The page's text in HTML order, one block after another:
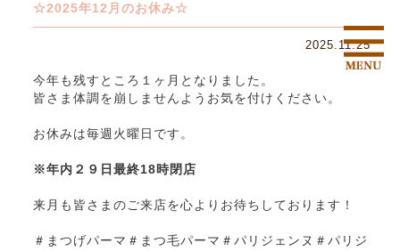
☆2025年12月のお休み☆
2025.11.25
今年も残すところ１ヶ月となりました。
皆さま体調を崩しませんようお気を付けください。
お休みは毎週火曜日です。
※年内２９日最終18時閉店
来月も皆さまのご来店を心よりお待ちしております！
＃まつげパーマ＃まつ毛パーマ＃パリジェンヌ＃パリジ